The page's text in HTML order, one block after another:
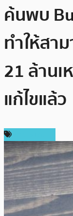
ค้นพบ
ทำให้สา
21 ล้าน
แก้ไขแล้ว